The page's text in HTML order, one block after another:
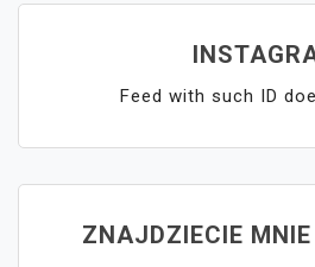
Feed with such ID
ZNAJDZIECIE